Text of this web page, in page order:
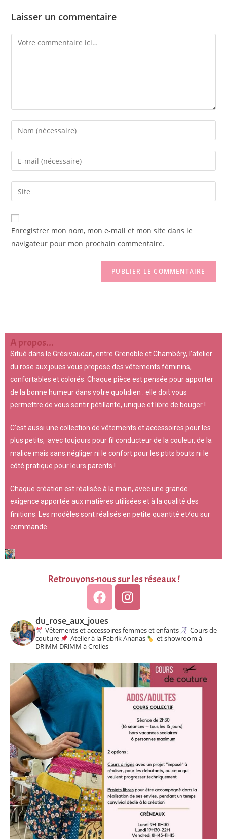
Laisser un commentaire
Enregistrer mon nom, mon e-mail et mon site dans le
navigateur pour mon prochain commentaire.
A propos...
Situé dans le Grésivaudan, entre Grenoble et Chambéry, l’atelier
du rose aux joues vous propose des vêtements féminins,
confortables et colorés. Chaque pièce est pensée pour apporter
de la bonne humeur dans votre quotidien : elle doit vous
permettre de vous sentir pétillante, unique et libre de bouger !
C’est aussi une collection de vêtements et accessoires pour les
plus petits, avec toujours pour fil conducteur de la couleur, de la
malice mais sans négliger ni le confort pour les ptits bouts ni le
côté pratique pour leurs parents !
Chaque création est réalisée à la main, avec une grande
exigence apportée aux matières utilisées et à la qualité des
finitions. Les modèles sont réalisés en petite quantité et/ou sur
commande
Retrouvons-nous sur les réseaux !
du_rose_aux_joues
Vêtements et accessoires femmes et enfants
Cours de
couture
Atelier à la Fabrik Ananas
et showroom à
DRiMM DRiMM à Crolles